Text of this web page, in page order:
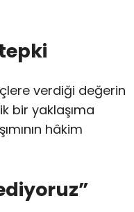
verdiği değerin
bir yaklaşıma
hâkim